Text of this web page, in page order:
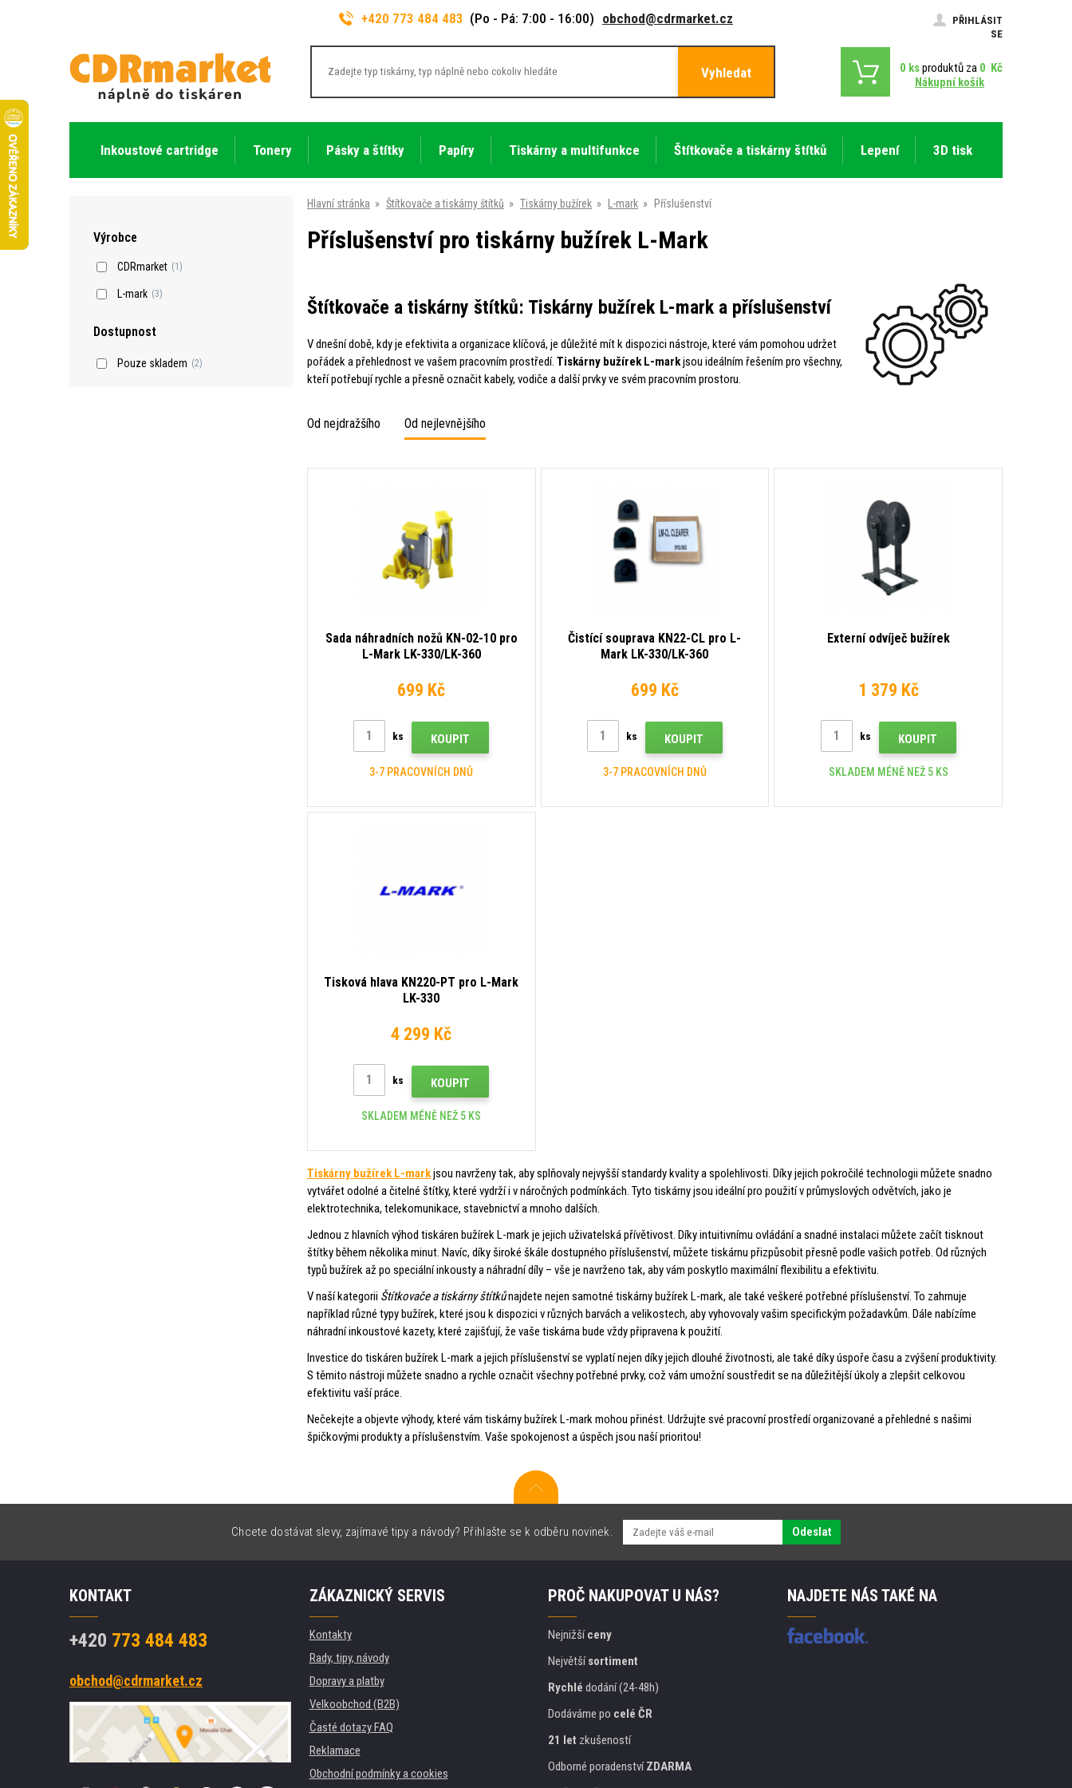
+420 773 484 483 (Po - Pá: 7:00 - 16:00) obchod@cdrmarket.cz
PŘIHLÁSIT
SE
Vyhledat 0 ksproduktů za 0 Kč
Nákupní košík
Inkoustové cartridge Tonery Pásky a štítky Papíry Tiskárny a multifunkce Štítkovače a tiskárny štítků Lepení 3D tisk
Výrobce
CDRmarket (1)
L-mark (3)
Dostupnost
Pouze skladem (2)
Hlavní stránka » Štítkovače a tiskárny štítků » Tiskárny bužírek » L-mark » Příslušenství
Příslušenství pro tiskárny bužírek L-Mark
Štítkovače a tiskárny štítků: Tiskárny bužírek L-mark a příslušenství
V dnešní době, kdy je efektivita a organizace klíčová, je důležité mít k dispozici nástroje, které vám pomohou udržet
pořádek a přehlednost ve vašem pracovním prostředí. Tiskárny bužírek L-markjsou ideálním řešením pro všechny,
kteří potřebují rychle a přesně označit kabely, vodiče a další prvky ve svém pracovním prostoru.
Od nejdražšího Od nejlevnějšího
Sada náhradních nožů KN-02-10 pro
L-Mark LK-330/LK-360
699 Kč
ks KOUPIT
3-7 PRACOVNÍCH DNŮ
Čistící souprava KN22-CL pro L-
Mark LK-330/LK-360
699 Kč
ks KOUPIT
3-7 PRACOVNÍCH DNŮ
Externí odvíječ bužírek
1 379 Kč
ks KOUPIT
SKLADEM MÉNĚ NEŽ 5 KS
Tisková hlava KN220-PT pro L-Mark
LK-330
4 299 Kč
ks KOUPIT
SKLADEM MÉNĚ NEŽ 5 KS
Tiskárny bužírek L-markjsou navrženy tak, aby splňovaly nejvyšší standardy kvality a spolehlivosti. Díky jejich pokročilé technologii můžete snadno
vytvářet odolné a čitelné štítky, které vydrží i v náročných podmínkách. Tyto tiskárny jsou ideální pro použití v průmyslových odvětvích, jako je
elektrotechnika, telekomunikace, stavebnictví a mnoho dalších.
Jednou z hlavních výhod tiskáren bužírek L-mark je jejich uživatelská přívětivost. Díky intuitivnímu ovládání a snadné instalaci můžete začít tisknout
štítky během několika minut. Navíc, díky široké škále dostupného příslušenství, můžete tiskárnu přizpůsobit přesně podle vašich potřeb. Od různých
typů bužírek až po speciální inkousty a náhradní díly – vše je navrženo tak, aby vám poskytlo maximální flexibilitu a efektivitu.
V naší kategorii Štítkovače a tiskárny štítkůnajdete nejen samotné tiskárny bužírek L-mark, ale také veškeré potřebné příslušenství. To zahrnuje
například různé typy bužírek, které jsou k dispozici v různých barvách a velikostech, aby vyhovovaly vašim specifickým požadavkům. Dále nabízíme
náhradní inkoustové kazety, které zajišťují, že vaše tiskárna bude vždy připravena k použití.
Investice do tiskáren bužírek L-mark a jejich příslušenství se vyplatí nejen díky jejich dlouhé životnosti, ale také díky úspoře času a zvýšení produktivity.
S těmito nástroji můžete snadno a rychle označit všechny potřebné prvky, což vám umožní soustředit se na důležitější úkoly a zlepšit celkovou
efektivitu vaší práce.
Nečekejte a objevte výhody, které vám tiskárny bužírek L-mark mohou přinést. Udržujte své pracovní prostředí organizované a přehledné s našimi
špičkovými produkty a příslušenstvím. Vaše spokojenost a úspěch jsou naší prioritou!
Chcete dostávat slevy, zajímavé tipy a návody? Přihlašte se k odběru novinek. Odeslat
KONTAKT
+420 773 484 483
obchod@cdrmarket.cz
ZÁKAZNICKÝ SERVIS
Kontakty
Rady, tipy, návody
Dopravy a platby
Velkoobchod (B2B)
Časté dotazy FAQ
Reklamace
Obchodní podmínky a cookies
PROČ NAKUPOVAT U NÁS?
Nejnižšíceny
Největšísortiment
Rychlé dodání (24-48h)
Dodáváme po celé ČR
21 let zkušeností
Odborné poradenstvíZDARMA
NAJDETE NÁS TAKÉ NA